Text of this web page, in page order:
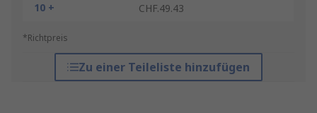
10 +
CHF.49.43
*Richtpreis
Zu einer Teileliste hinzufügen